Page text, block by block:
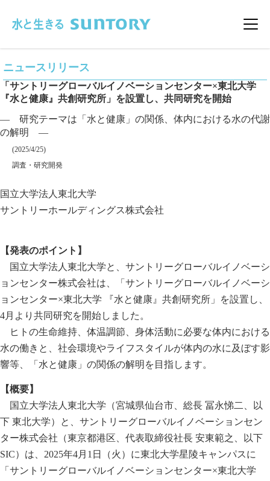
メ
ニュースリリース
「サントリーグローバルイノベーションセンター×東北大学
『水と健康』共創研究所」を設置し、共同研究を開始
― 研究テーマは「水と健康」の関係、体内における水の代謝
の解明 ―
掲載日
(2025/4/25)
カテゴリー
調査・研究開発
企業名
国立大学法人東北大学
サントリーホールディングス株式会社
【発表のポイント】
国立大学法人東北大学と、サントリーグローバルイノベーシ
ョンセンター株式会社は、「サントリーグローバルイノベーシ
ョンセンター×東北大学 『水と健康』共創研究所」を設置し、
4月より共同研究を開始しました。
ヒトの生命維持、体温調節、身体活動に必要な体内における
水の働きと、社会環境やライフスタイルが体内の水に及ぼす影
響等、「水と健康」の関係の解明を目指します。
【概要】
国立大学法人東北大学（宮城県仙台市、総長 冨永悌二、以
下 東北大学）と、サントリーグローバルイノベーションセン
ター株式会社（東京都港区、代表取締役社長 安東範之、以下
SIC）は、2025年4月1日（火）に東北大学星陵キャンパスに
「サントリーグローバルイノベーションセンター×東北大学